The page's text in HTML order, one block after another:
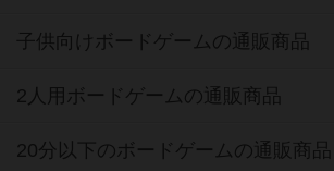
子供向けボードゲームの通販商品
2人用ボードゲームの通販商品
20分以下のボードゲームの通販商品